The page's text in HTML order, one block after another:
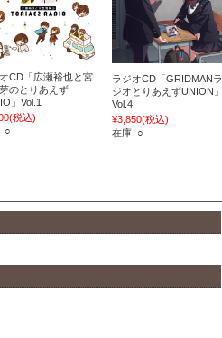
CD「広瀬裕也と宮
のとりあえず
」Vol.1
(税込)
○
ラジオCD「GRIDMANラ
ジオとりあえずUNION」
Vol.4
¥3,850(税込)
在庫 ○